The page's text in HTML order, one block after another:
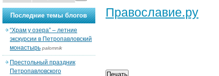
Православие.ру
Последние темы блогов
“Храм у озера” – летние
экскурсии в Петропавловский
монастырь palomnik
Престольный праздник
Петропавловского